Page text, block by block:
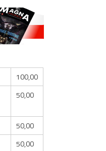
100,00
50,00
50,00
50,00